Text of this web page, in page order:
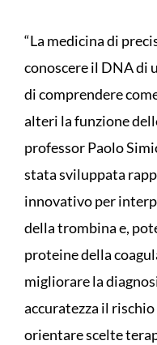
“La medicina di
conoscere il DNA di
di comprendere
alteri la funzione
professor Paolo
stata sviluppata
innovativo per
della trombina e,
proteine della
migliorare la
accuratezza il
orientare scelte